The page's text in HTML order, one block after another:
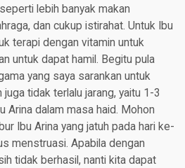
lebih banyak makan
dan cukup istirahat. Untuk Ibu
terapi dengan vitamin untuk
untuk dapat hamil. Begitu pula
yang saya sarankan untuk
tidak terlalu jarang, yaitu 1-3
Arina dalam masa haid. Mohon
Ibu Arina yang jatuh pada hari ke-
menstruasi. Apabila dengan
tidak berhasil, nanti kita dapat